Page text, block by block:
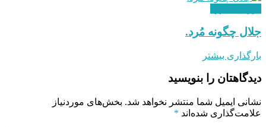
جلال چگونه مُرد.
بارگذاری بیشتر
دیدگاهتان را بنویسید
نشانی ایمیل شما منتشر نخواهد شد. بخش‌های موردنیاز
علامت‌گذاری شده‌اند *